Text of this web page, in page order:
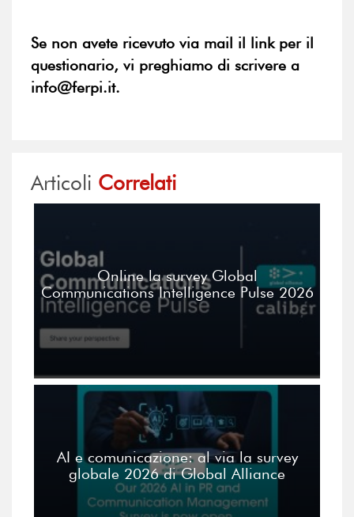
Se non avete ricevuto via mail il link per il
questionario, vi preghiamo di scrivere a
info@ferpi.it.
Articoli Correlati
Online la survey Global
Communications Intelligence Pulse 2026
AI e comunicazione: al via la survey
globale 2026 di Global Alliance